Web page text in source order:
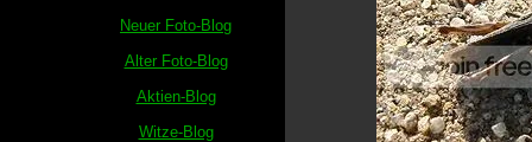
Neuer Foto-Blog
Alter Foto-Blog
Aktien-Blog
Witze-Blog